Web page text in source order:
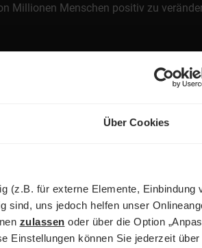
Über Cookies
(z.B. für externe Elemente, Einbindung
sind, uns jedoch helfen unser
zulassen oder über die Option
Einstellungen können Sie jederzeit über
Millionen Menschen positiv zu
Bundesweit warten attraktive
das Perfect Match zwischen
Services stetig weiter und eröffnet
Kundenunternehmen oder im